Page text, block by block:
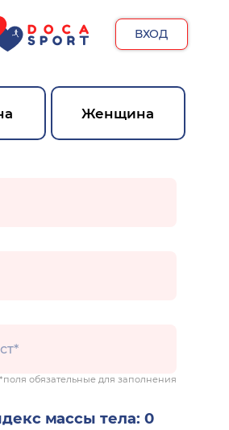
ВХОД
Женщина
*поля обязательные для заполнения
массы тела:0